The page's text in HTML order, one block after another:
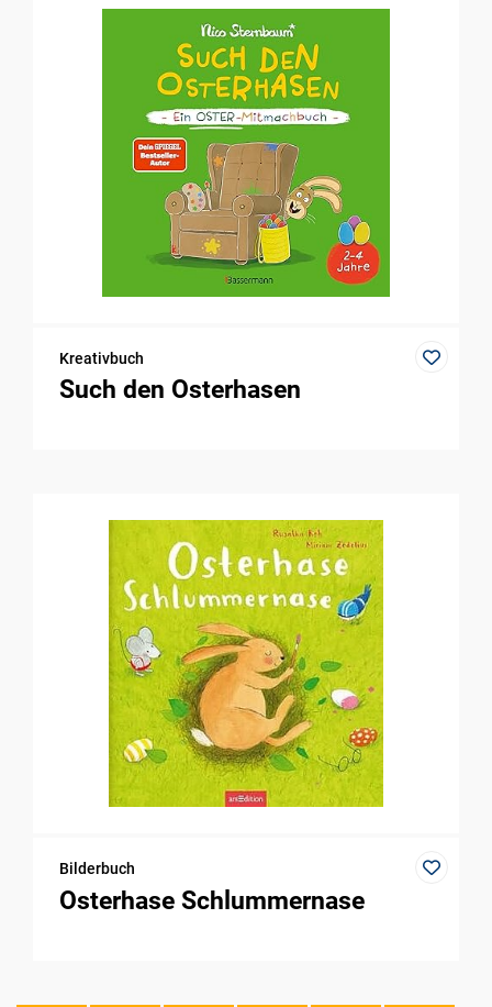
Kreativbuch
Such den Osterhasen
Bilderbuch
Osterhase Schlummernase